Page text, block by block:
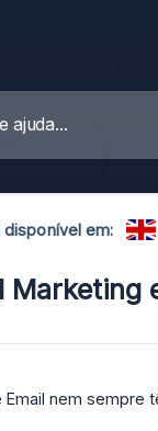
em:
Marketing
nem